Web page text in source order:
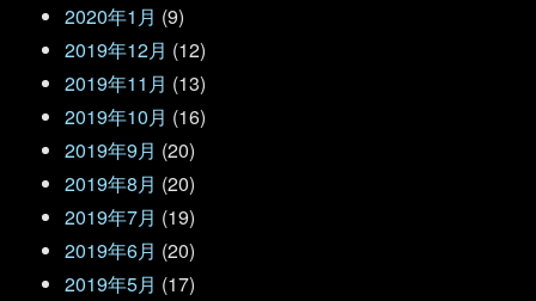
2020年1月 (9)
2019年12月 (12)
2019年11月 (13)
2019年10月 (16)
2019年9月 (20)
2019年8月 (20)
2019年7月 (19)
2019年6月 (20)
2019年5月 (17)